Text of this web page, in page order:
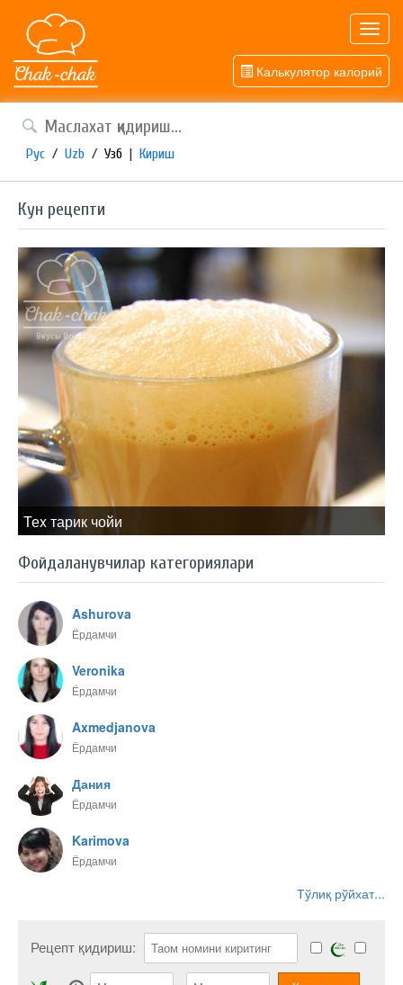
Калькулятор калорий
Рус / Uzb / Узб | Кириш
Кун рецепти
Теx тарик чойи
Фойдаланувчилар категориялари
Ashurova
Ёрдамчи
Veronika
Ёрдамчи
Axmedjanova
Ёрдамчи
Дания
Ёрдамчи
Karimova
Ёрдамчи
Тўлиқ рўйхат...
Рецепт қидириш: